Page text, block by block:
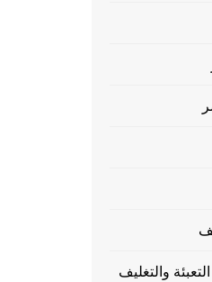
والتغليف